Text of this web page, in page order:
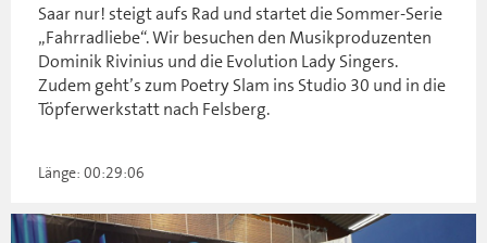
Saar nur! steigt aufs Rad und startet die Sommer-Serie
„Fahrradliebe“. Wir besuchen den Musikproduzenten
Dominik Rivinius und die Evolution Lady Singers.
Zudem geht’s zum Poetry Slam ins Studio 30 und in die
Töpferwerkstatt nach Felsberg.
Länge: 00:29:06